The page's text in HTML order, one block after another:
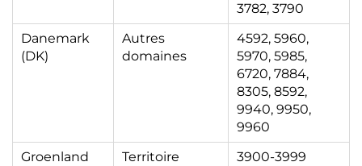
3782, 3790
Danemark
(DK)
Autres
domaines
4592, 5960,
5970, 5985,
6720, 7884,
8305, 8592,
9940, 9950,
9960
Groenland
Territoire
3900-3999